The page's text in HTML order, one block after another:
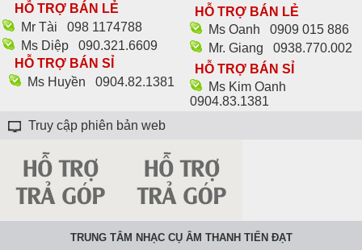
HỖ TRỢ BÁN LẺ
Mr Tài
098 1174788‬
Ms Diệp
090.321.6609
HỖ TRỢ BÁN SỈ
Ms Huyền
0904.82.1381
HỖ TRỢ BÁN LẺ
Ms Oanh
0909 015 886
Mr. Giang
0938.770.002
HỖ TRỢ BÁN SỈ
Ms Kim Oanh
0904.83.1381
Truy cập phiên bản web
TRUNG TÂM NHẠC CỤ ÂM THANH TIẾN ĐẠT